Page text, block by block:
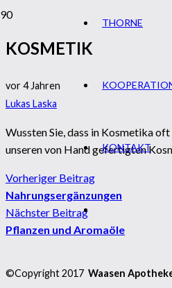
THORNE
KONTAKT
KOSMETIK
vor 4 Jahren
Lukas Laska
Wussten Sie, dass in Kosmetika
unseren von Hand gefertigten
Vorheriger Beitrag
Nahrungsergänzungen
Nächster Beitrag
Pflanzen und Aromaöle
©Copyright 2017 Waasen